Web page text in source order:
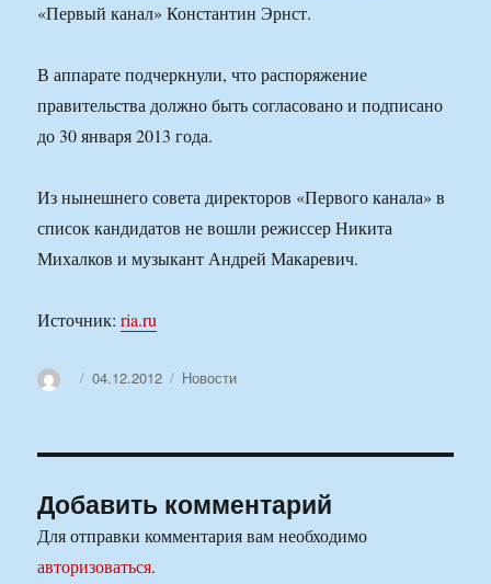
«Первый канал» Константин Эрнст.
В аппарате подчеркнули, что распоряжение
правительства должно быть согласовано и подписано
до 30 января 2013 года.
Из нынешнего совета директоров «Первого канала» в
список кандидатов не вошли режиссер Никита
Михалков и музыкант Андрей Макаревич.
Источник:ria.ru
АвторОпубликовано
04.12.2012 Рубрики
Новости
Добавить комментарий
Для отправки комментария вам необходимо
авторизоваться.